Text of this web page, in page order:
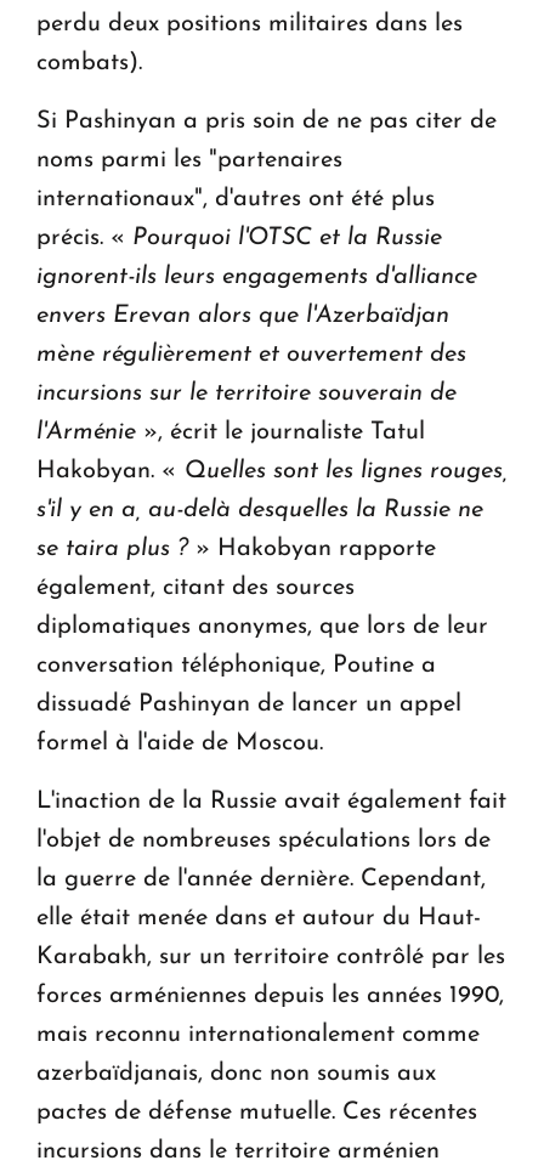
perdu deux positions militaires dans les
combats).
Si Pashinyan a pris soin de ne pas citer de
noms parmi les "partenaires
internationaux", d'autres ont été plus
précis. « Pourquoi l'OTSC et la Russie
ignorent-ils leurs engagements d'alliance
envers Erevan alors que l'Azerbaïdjan
mène régulièrement et ouvertement des
incursions sur le territoire souverain de
l'Arménie », écrit le journaliste Tatul
Hakobyan. « Quelles sont les lignes rouges,
s'il y en a, au-delà desquelles la Russie ne
se taira plus ?» Hakobyan rapporte
également, citant des sources
diplomatiques anonymes, que lors de leur
conversation téléphonique, Poutine a
dissuadé Pashinyan de lancer un appel
formel à l'aide de Moscou.
L'inaction de la Russie avait également fait
l'objet de nombreuses spéculations lors de
la guerre de l'année dernière. Cependant,
elle était menée dans et autour du Haut-
Karabakh, sur un territoire contrôlé par les
forces arméniennes depuis les années 1990,
mais reconnu internationalement comme
azerbaïdjanais, donc non soumis aux
pactes de défense mutuelle. Ces récentes
incursions dans le territoire arménien